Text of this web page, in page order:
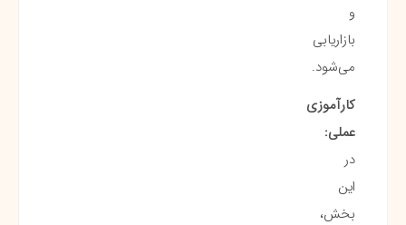
و
بازاریابی
می‌شود.
کارآموزی
عملی:
در
این
بخش،